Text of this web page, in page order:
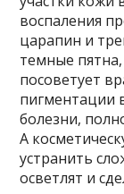
воспаления
царапин и
темные
посоветует
пигментации
болезни,
А
устранить
осветлят и